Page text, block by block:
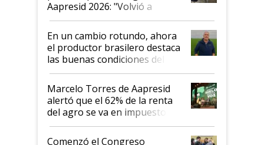
Aapresid 2026: "Volvió a
demostrar que hablar del
suelo es hablar de todo el
sistema productivo"
En un cambio rotundo, ahora
el productor brasilero destaca
las buenas condiciones del
agro argentino para invertir:
"Los veo más motivados"
Marcelo Torres de Aapresid
alertó que el 62% de la renta
del agro se va en impuestos:
"No es bueno que en
Argentina se sigan discutiendo
Comenzó el Congreso